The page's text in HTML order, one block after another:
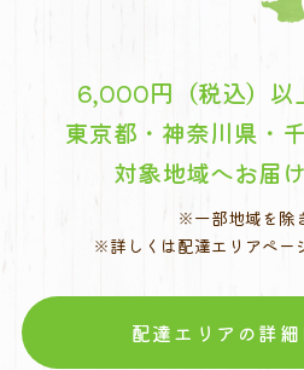
6,000円（税込）以
東京都・神奈川県・
対象地域へお届
※一部地域を除
※詳しくは配達エリアペー
配達エリアの詳